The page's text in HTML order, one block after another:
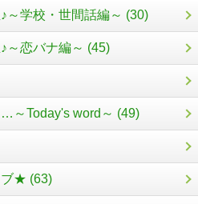
～学校・世間話編～ (30)
～恋バナ編～ (45)
～Today's word～ (49)
ブ★ (63)